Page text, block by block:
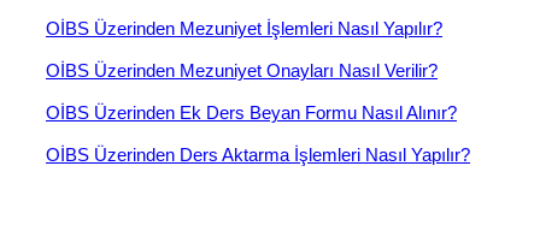
OİBS Üzerinden Mezuniyet İşlemleri Nasıl Yapılır?
OİBS Üzerinden Mezuniyet Onayları Nasıl Verilir?
OİBS Üzerinden Ek Ders Beyan Formu Nasıl Alınır?
OİBS Üzerinden Ders Aktarma İşlemleri Nasıl Yapılır?